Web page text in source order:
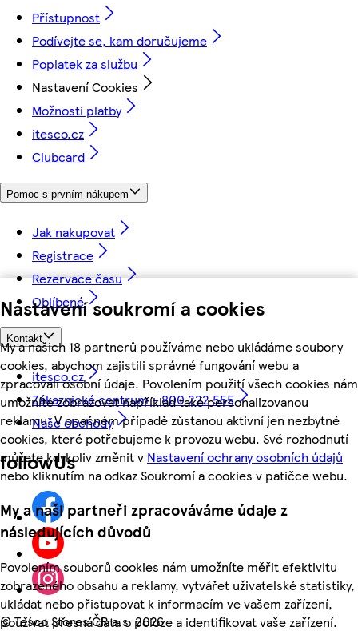
Nastavení soukromí a cookies
My a našich 18 partnerů používáme nebo ukládáme soubory
cookies, abychom zajistili správné fungování webu a
zpracovali osobní údaje. Povolením použití všech cookies nám
umožníte zobrazovat například také personalizovanou
reklamu. V opačném případě zůstanou aktivní jen nezbytné
cookies, které potřebujeme k provozu webu. Své rozhodnutí
můžete kdykoliv změnit v Nastavení ochrany osobních údajů
nebo kliknutím na odkaz Soukromí a cookies v patičce webu.
My a naši partneři zpracováváme údaje z
následujících důvodů
Povolením souborů cookies nám umožníte měřit efektivitu
zobrazeného obsahu a reklamy, vytvářet uživatelské statistiky,
ukládat nebo přistupovat k informacím ve vašem zařízení,
používat přesná data o poloze a identifikovat vaše zařízení.
Přístupnost
Podívejte se, kam doručujeme
Poplatek za službu
Nastavení Cookies
Možnosti platby
itesco.cz
Clubcard
Pomoc s prvním nákupem
Jak nakupovat
Registrace
Rezervace času
Oblíbené
Kontakt
itesco.cz
Zákaznické centrum - 800 222 555
Naše obchody
followUs
©Tesco Stores ČR a.s. 2026